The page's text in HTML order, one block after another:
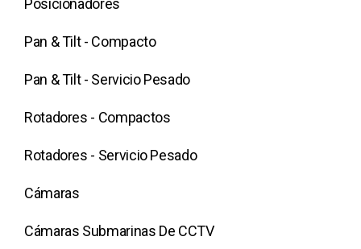
Posicionadores
Pan & Tilt - Compacto
Pan & Tilt - Servicio Pesado
Rotadores - Compactos
Rotadores - Servicio Pesado
Cámaras
Cámaras Submarinas De CCTV